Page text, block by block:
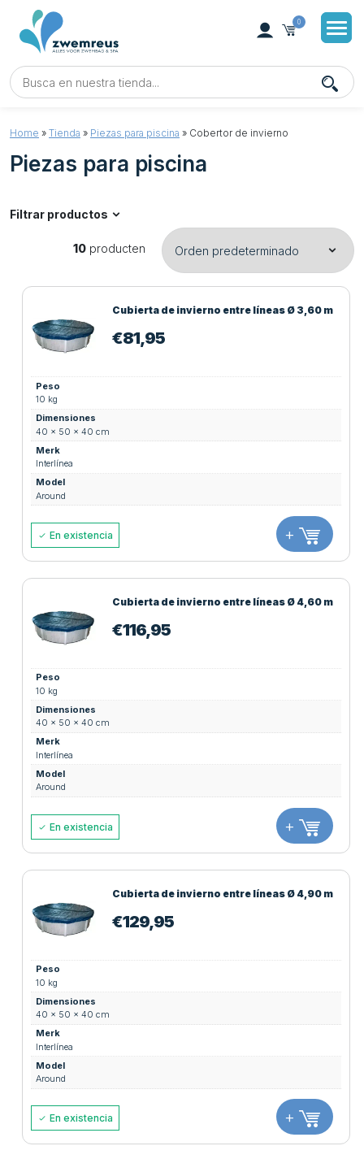
0
Home » Tienda » Piezas para piscina » Cobertor de invierno
Piezas para piscina
Filtrar productos
10 producten
Cubierta de invierno entre líneas Ø 3,60 m
€81,95
Peso
10 kg
Dimensiones
40 × 50 × 40 cm
Merk
Interlínea
Model
Around
En existencia +
Cubierta de invierno entre líneas Ø 4,60 m
€116,95
Peso
10 kg
Dimensiones
40 × 50 × 40 cm
Merk
Interlínea
Model
Around
En existencia +
Cubierta de invierno entre líneas Ø 4,90 m
€129,95
Peso
10 kg
Dimensiones
40 × 50 × 40 cm
Merk
Interlínea
Model
Around
En existencia +